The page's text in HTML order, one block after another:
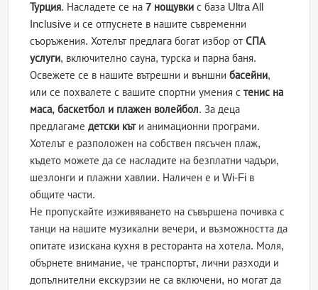
Турция. Насладете се на7 нощувки с база Ultra All
Inclusive и се отпуснете в нашите съвременни
съоръжения. Хотелът предлага богат избор отСПА
услуги, включително сауна, турска и парна баня.
Освежете се в нашите вътрешни и външнибасейни,
или се похвалете с вашите спортни умения стенис на
маса, баскетбол и плажен волейбол. За деца
предлагамедетски къти анимационни програми.
Хотелът е разположен на собствен пясъчен плаж,
където можете да се насладите на безплатни чадъри,
шезлонги и плажни хавлии. Наличен е и Wi-Fi в
общите части.
Не пропускайте изживяването на съвършена почивка с
танци на нашите музикални вечери, и възможността да
опитате изискана кухня в ресторанта на хотела. Моля,
обърнете внимание, че транспортът, лични разходи и
допълнителни екскурзии не са включени, но могат да